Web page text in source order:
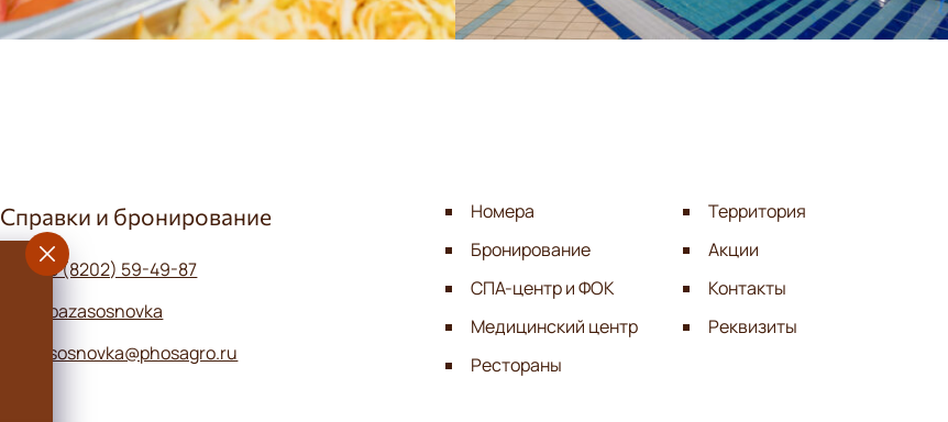
Справки и бронирование
8 (8202) 59-49-87
bazasosnovka
sosnovka@phosagro.ru
Номера
Бронирование
СПА-центр и ФОК
Медицинский центр
Рестораны
Территория
Акции
Контакты
Реквизиты